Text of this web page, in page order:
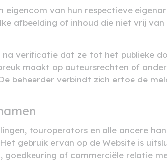
eigendom van hun respectieve
afbeelding of inhoud die niet vrij
na verificatie dat ze tot het publieke
maakt op auteursrechten of
beheerder verbindt zich ertoe de
touroperators en alle andere
gebruik ervan op de Website is
goedkeuring of commerciële relatie